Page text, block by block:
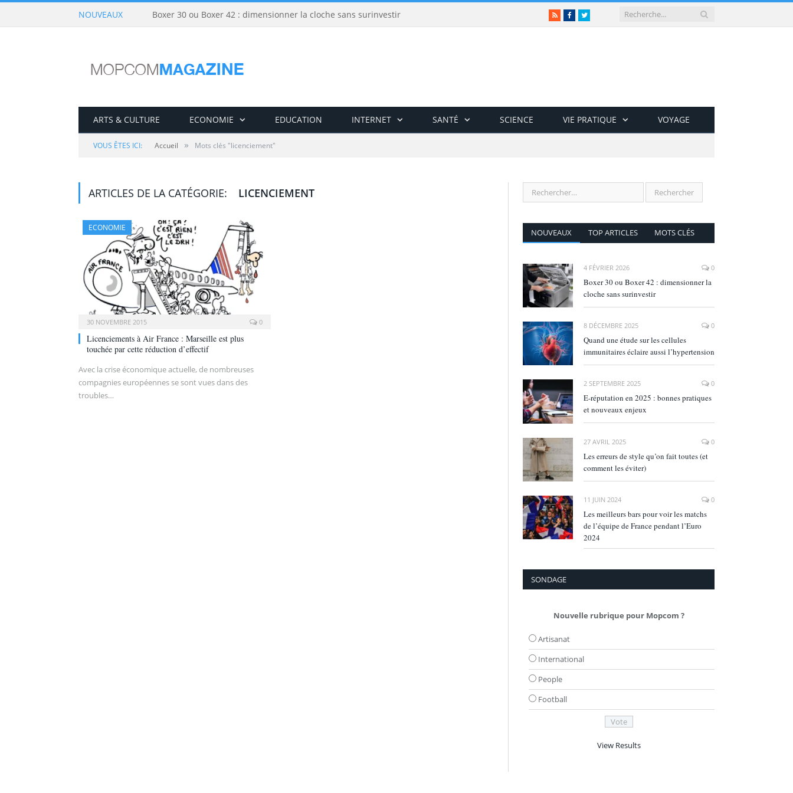
NOUVEAUX Boxer 30 ou Boxer 42 : dimensionner la cloche sans surinvestir RSSFacebookTwitter
ARTS & CULTURE ECONOMIE EDUCATION INTERNET SANTÉ SCIENCE VIE PRATIQUE VOYAGE
VOUS ÊTES ICI: Accueil » Mots clés "licenciement"
ARTICLES DE LA CATÉGORIE: LICENCIEMENT
ECONOMIE
30 NOVEMBRE 2015 0
Licenciements à Air France : Marseille est plus
touchée par cette réduction d’effectif
Avec la crise économique actuelle, de nombreuses
compagnies européennes se sont vues dans des
troubles…
NOUVEAUX TOP ARTICLES MOTS CLÉS
4 FÉVRIER 2026 0
Boxer 30 ou Boxer 42 : dimensionner la
cloche sans surinvestir
8 DÉCEMBRE 2025 0
Quand une étude sur les cellules
immunitaires éclaire aussi l’hypertension
2 SEPTEMBRE 2025 0
E‑réputation en 2025 : bonnes pratiques
et nouveaux enjeux
27 AVRIL 2025 0
Les erreurs de style qu’on fait toutes (et
comment les éviter)
11 JUIN 2024 0
Les meilleurs bars pour voir les matchs
de l’équipe de France pendant l’Euro
2024
SONDAGE
Nouvelle rubrique pour Mopcom ?
Artisanat
International
People
Football
View Results